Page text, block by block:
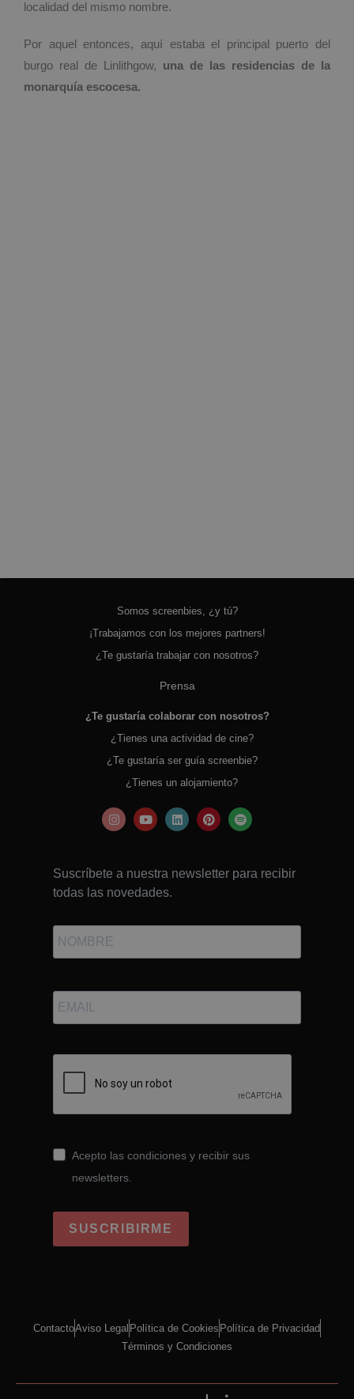
localidad del mismo nombre.
Por aquel entonces, aquí estaba el principal puerto del
burgo real de Linlithgow, una de las residencias de la
monarquía escocesa.
Somos screenbies, ¿y tú?
¡Trabajamos con los mejores partners!
¿Te gustaría trabajar con nosotros?
Prensa
¿Te gustaría colaborar con nosotros?
¿Tienes una actividad de cine?
¿Te gustaría ser guía screenbie?
¿Tienes un alojamiento?
Suscríbete a nuestra newsletter para recibir
todas las novedades.
Acepto las condiciones y recibir sus
newsletters.
SUSCRIBIRME
ContactoAviso Legal Política de Cookies Política de Privacidad
Términos y Condiciones